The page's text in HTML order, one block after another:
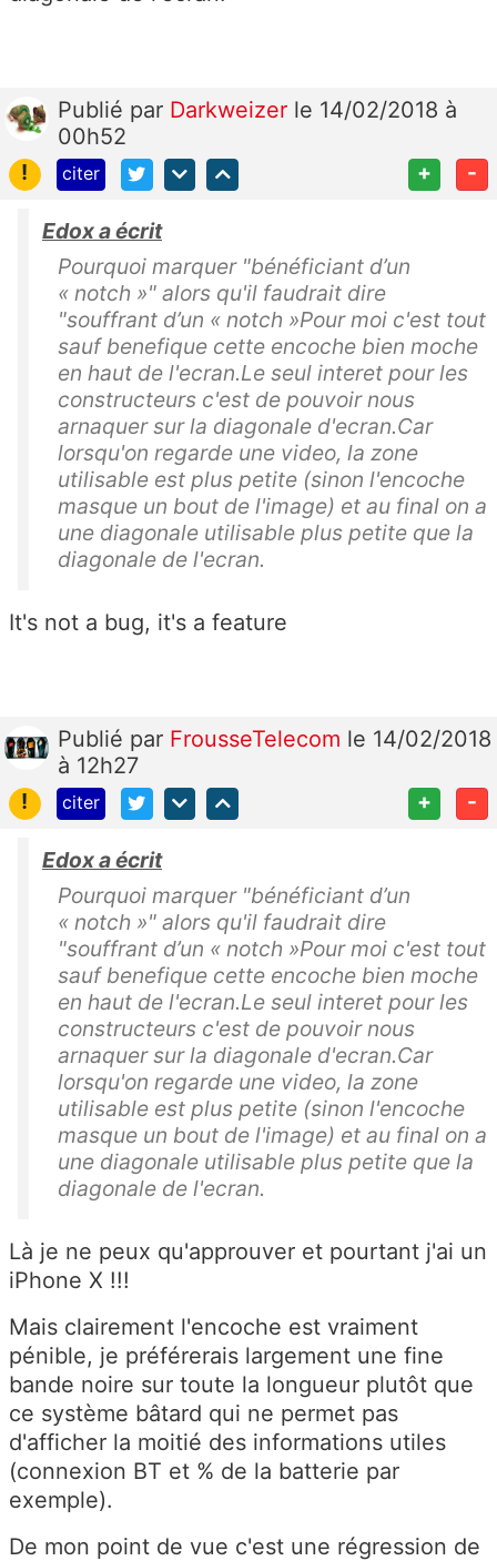
Publié par Darkweizer le 14/02/2018 à
00h52
!
citer + -
Edox a écrit
Pourquoi marquer "bénéficiant d’un
« notch »" alors qu'il faudrait dire
"souffrant d’un « notch »Pour moi c'est tout
sauf benefique cette encoche bien moche
en haut de l'ecran.Le seul interet pour les
constructeurs c'est de pouvoir nous
arnaquer sur la diagonale d'ecran.Car
lorsqu'on regarde une video, la zone
utilisable est plus petite (sinon l'encoche
masque un bout de l'image) et au final on a
une diagonale utilisable plus petite que la
diagonale de l'ecran.
It's not a bug, it's a feature
Publié par FrousseTelecom le 14/02/2018
à 12h27
!
citer + -
Edox a écrit
Pourquoi marquer "bénéficiant d’un
« notch »" alors qu'il faudrait dire
"souffrant d’un « notch »Pour moi c'est tout
sauf benefique cette encoche bien moche
en haut de l'ecran.Le seul interet pour les
constructeurs c'est de pouvoir nous
arnaquer sur la diagonale d'ecran.Car
lorsqu'on regarde une video, la zone
utilisable est plus petite (sinon l'encoche
masque un bout de l'image) et au final on a
une diagonale utilisable plus petite que la
diagonale de l'ecran.
Là je ne peux qu'approuver et pourtant j'ai un
iPhone X !!!
Mais clairement l'encoche est vraiment
pénible, je préférerais largement une fine
bande noire sur toute la longueur plutôt que
ce système bâtard qui ne permet pas
d'afficher la moitié des informations utiles
(connexion BT et % de la batterie par
exemple).
De mon point de vue c'est une régression de